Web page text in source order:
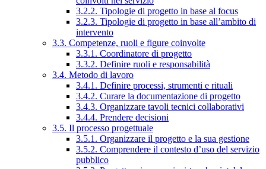
3.2.2. Tipologie di progetto in base al focus
3.2.3. Tipologie di progetto in base all’ambito di
intervento
3.3. Competenze, ruoli e figure coinvolte
3.3.1. Coordinatore di progetto
3.3.2. Definire ruoli e responsabilità
3.4. Metodo di lavoro
3.4.1. Definire processi, strumenti e rituali
3.4.2. Curare la documentazione di progetto
3.4.3. Organizzare tavoli tecnici collaborativi
3.4.4. Prendere decisioni
3.5. Il processo progettuale
3.5.1. Organizzare il progetto e la sua gestione
3.5.2. Comprendere il contesto d’uso del servizio
pubblico